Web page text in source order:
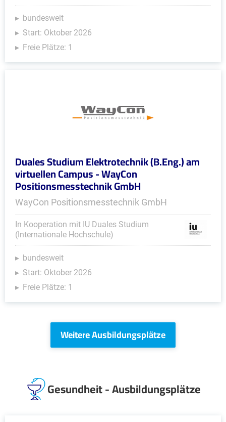
bundesweit
Start: Oktober 2026
Freie Plätze: 1
Duales Studium Elektrotechnik (B.Eng.) am
virtuellen Campus - WayCon
Positionsmesstechnik GmbH
WayCon Positionsmesstechnik GmbH
In Kooperation mit IU Duales Studium
(Internationale Hochschule)
bundesweit
Start: Oktober 2026
Freie Plätze: 1
Weitere Ausbildungsplätze
Gesundheit - Ausbildungsplätze